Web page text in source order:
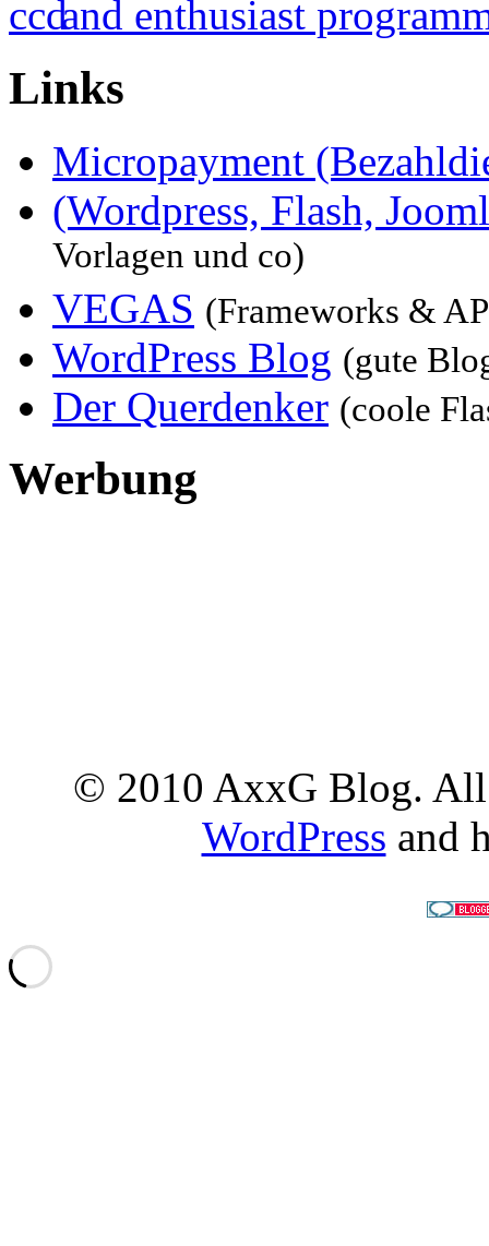
Links
Micropayment
(Wordpress, Flash,
Vorlagen und co)
VEGAS (Frameworks &
WordPress Blog (gute
Der Querdenker (coole
Werbung
© 2010 AxxG Blog. All
WordPress and